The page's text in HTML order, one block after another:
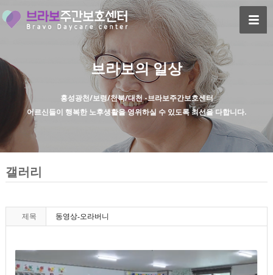
브라보의 일상
홍성광천/보령/천북/대천 -브라보주간보호센터
어르신들이 행복한 노후생활을 영위하실 수 있도록 최선을 다합니다.
갤러리
제목 동영상-오라버니